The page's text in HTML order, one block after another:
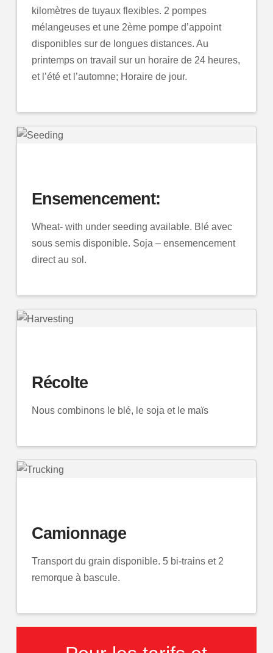
kilomètres de tuyaux flexibles. 2 pompes
mélangeuses et une 2ème pompe d’appoint
disponibles sur de longues distances. Au
printemps on travail sur un horaire de 24 heures,
et l’été et l’automne; Horaire de jour.
Ensemencement:
Wheat- with under seeding available. Blé avec
sous semis disponible. Soja – ensemencement
direct au sol.
Récolte
Nous combinons le blé, le soja et le maïs
Camionnage
Transport du grain disponible. 5 bi-trains et 2
remorque à bascule.